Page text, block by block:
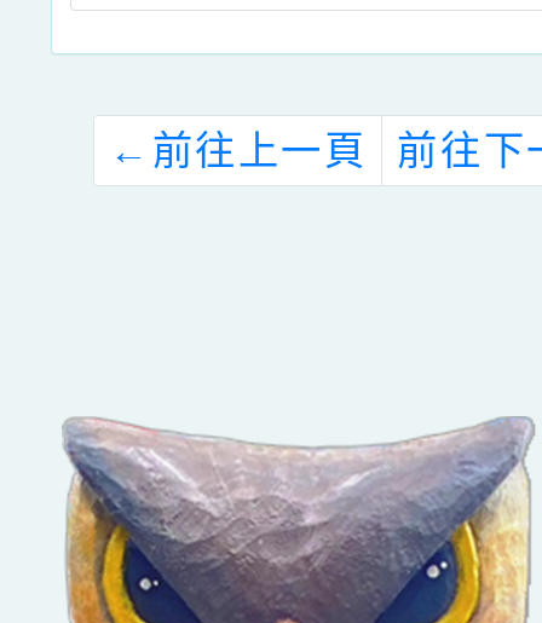
← 前往上一頁 前往下